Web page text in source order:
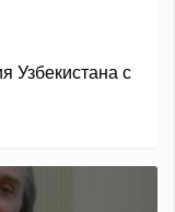
Узбекистана с